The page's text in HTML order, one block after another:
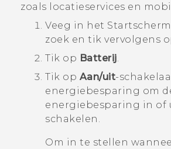
zoals locatieservices en
Veeg in het Startscherm
zoek en tik vervolgens
Tik op Batterij.
Tik op Aan/uit-
energiebesparing om
energiebesparing in of
schakelen.
Om in te stellen